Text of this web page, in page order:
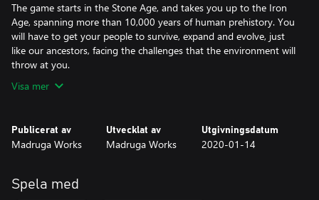
The game starts in the Stone Age, and takes you up to the Iron
Age, spanning more than 10,000 years of human prehistory. You
will have to get your people to survive, expand and evolve, just
like our ancestors, facing the challenges that the environment will
throw at you.
Visa mer
Publicerat av
Madruga Works
Utvecklat av
Madruga Works
Utgivningsdatum
2020-01-14
Spela med